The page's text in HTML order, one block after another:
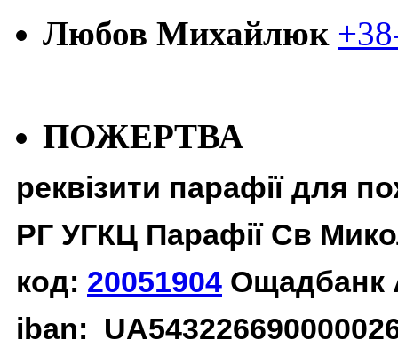
Любов Михайлюк
ПОЖЕРТВА
реквізити парафії для
РГ УГКЦ Парафії Св
код: 20051904 Ощадбанк
iban: